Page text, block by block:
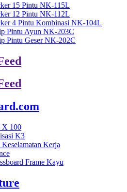
15 Pintu NK-115L
12 Pintu NK-112L
4 Pintu Kombinasi NK-104L
Pintu Ayun NK-203C
Pintu Geser NK-202C
X 100
K3
Kerja
Frame Kayu